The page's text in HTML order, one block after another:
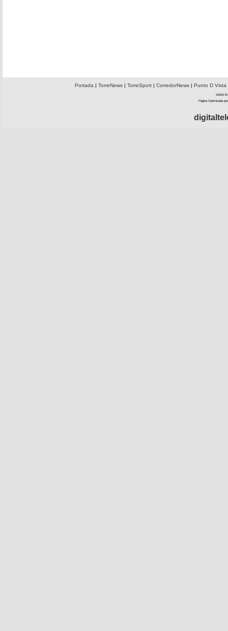
Portada | TorreNews| TorreSport| CorredorNews| Punto D Vista
©2010 El
Página Optimizada